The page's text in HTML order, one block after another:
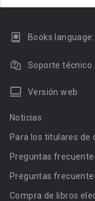
Books language:
Soporte técnico
Versión web
Noticias
Para los titulares de
Preguntas
Preguntas
Compra de libros